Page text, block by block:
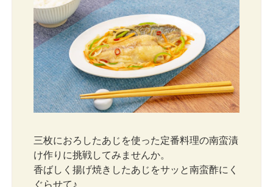
三枚におろしたあじを使った定番料理の南蛮漬
け作りに挑戦してみませんか。
香ばしく揚げ焼きしたあじをサッと南蛮酢にく
ぐらせて♪